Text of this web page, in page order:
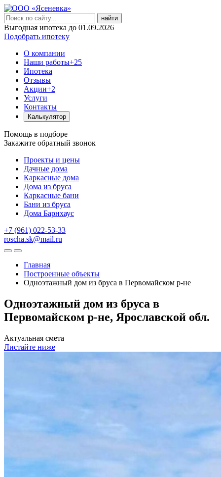
найти
Выгодная ипотека до 01.09.2026
Подобрать ипотеку
О компании
Наши работы+25
Ипотека
Отзывы
Акции+2
Услуги
Контакты
Калькулятор
Помощь в подборе
Закажите обратный звонок
Проекты и цены
Дачные дома
Каркасные дома
Дома из бруса
Каркасные бани
Бани из бруса
Дома Барнхаус
+7 (961) 022-53-33
roscha.sk@mail.ru
Главная
Построенные объекты
Одноэтажный дом из бруса в Первомайском р-не
Одноэтажный дом из бруса в
Первомайском р-не, Ярославской обл.
Актуальная смета
Листайте ниже